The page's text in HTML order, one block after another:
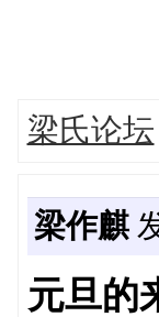
梁氏论坛
梁作麒
元旦的